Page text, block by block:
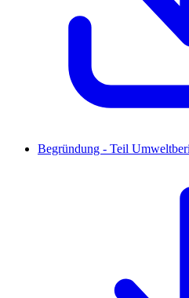
Begründung - Teil